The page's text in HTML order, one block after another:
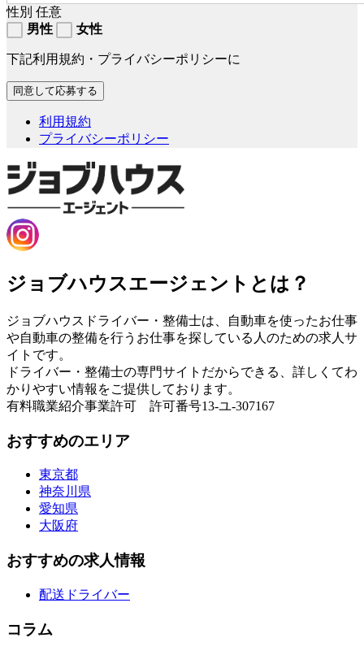
性別 任意
男性
女性
下記利用規約・プライバシーポリシーに
利用規約
プライバシーポリシー
ジョブハウスエージェントとは？
ジョブハウスドライバー・整備士は、自動車を使ったお仕事
や自動車の整備を行うお仕事を探している人のための求人サ
イトです。
ドライバー・整備士の専門サイトだからできる、詳しくてわ
かりやすい情報をご提供しております。
有料職業紹介事業許可 許可番号13-ユ-307167
おすすめのエリア
東京都
神奈川県
愛知県
大阪府
おすすめの求人情報
配送ドライバー
コラム